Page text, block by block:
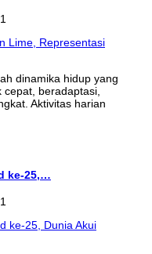
dinamika hidup yang
beradaptasi,
Aktivitas harian
ke-25,…